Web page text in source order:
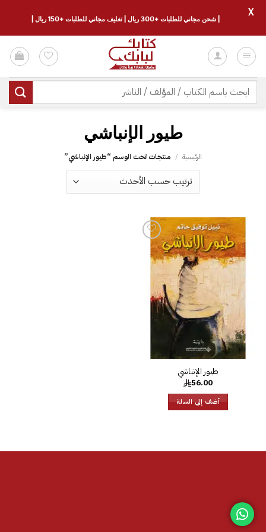
للمحتوى
البحث
عن:
طيور الإنباشي
الرئيسية / منتجات تحت الوسم “طيور الإنباشي”
إضافة
إلى
قائمة
طيور الإنباشي
56.00
أضف إلى السلة
| شحن مجاني للطلبات +300 ريال | تغليف مجاني للطلبات +150 ريال |
X